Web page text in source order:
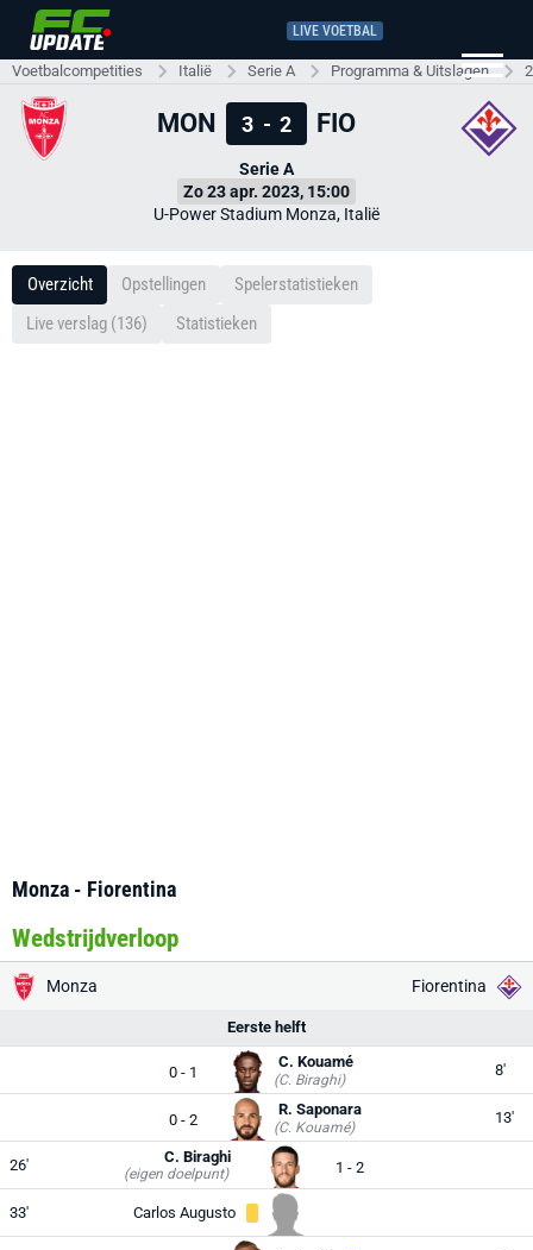
LIVE VOETBAL
Voetbalcompetities Italië Serie A Programma & Uitslagen
MON 3 - 2 FIO
Serie A
Zo 23 apr. 2023, 15:00
U-Power Stadium Monza, Italië
Overzicht Opstellingen
Spelerstatistieken
Live verslag (136)
Statistieken
Monza - Fiorentina
Wedstrijdverloop
Monza Fiorentina
Eerste helft
0 - 1
C. Kouamé
(C. Biraghi)
8'
0 - 2
R. Saponara
(C. Kouamé)
13'
26' (eigen doelpunt)
C. Biraghi
1 - 2
33' Carlos Augusto